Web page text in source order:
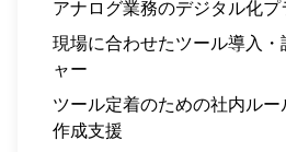
アナログ業務のデジタル化
現場に合わせたツール導入
ャー
ツール定着のための社内ル
作成支援